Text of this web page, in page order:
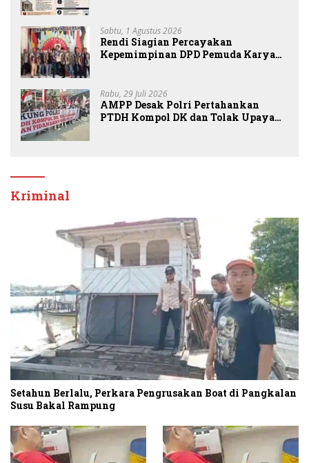
Sabtu, 1 Agustus 2026
Rendi Siagian Percayakan
Kepemimpinan DPD Pemuda Karya
Rabu, 29 Juli 2026
AMPP Desak Polri Pertahankan
PTDH Kompol DK dan Tolak Upaya
Kriminal
Setahun Berlalu, Perkara Pengrusakan Boat di Pangkalan
Susu Bakal Rampung